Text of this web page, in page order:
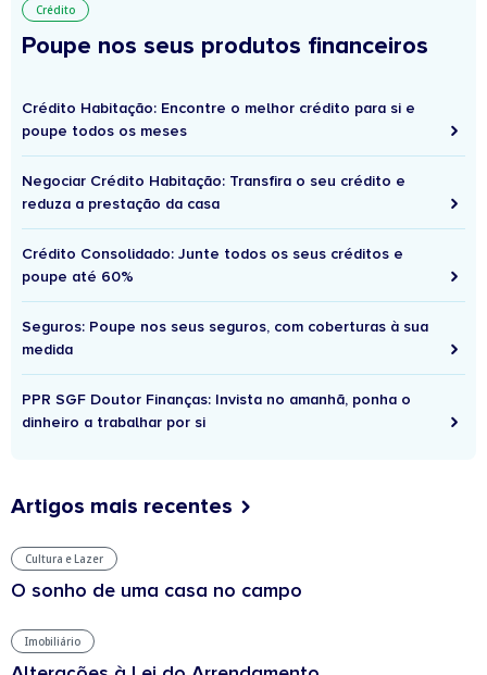
Crédito
Poupe nos seus produtos financeiros
Crédito Habitação: Encontre o melhor crédito para si e
poupe todos os meses
Negociar Crédito Habitação: Transfira o seu crédito e
reduza a prestação da casa
Crédito Consolidado: Junte todos os seus créditos e
poupe até 60%
Seguros: Poupe nos seus seguros, com coberturas à sua
medida
PPR SGF Doutor Finanças: Invista no amanhã, ponha o
dinheiro a trabalhar por si
Artigos mais recentes
Cultura e Lazer
O sonho de uma casa no campo
Imobiliário